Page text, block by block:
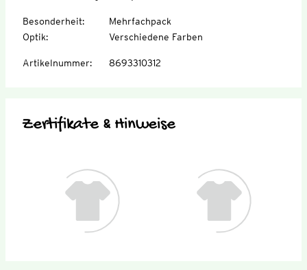
Besonderheit:
Mehrfachpack
Optik: Verschiedene Farben
Artikelnummer: 8693310312
Zertifikate & Hinweise